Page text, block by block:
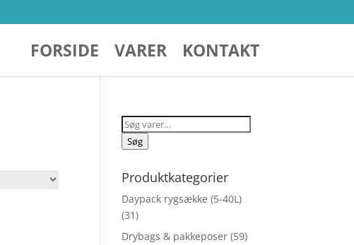
FORSIDE VARER KONTAKT
Søg
efter:
Søg
Produktkategorier
Daypack rygsække (5-40L)
(31)
Drybags & pakkeposer (59)